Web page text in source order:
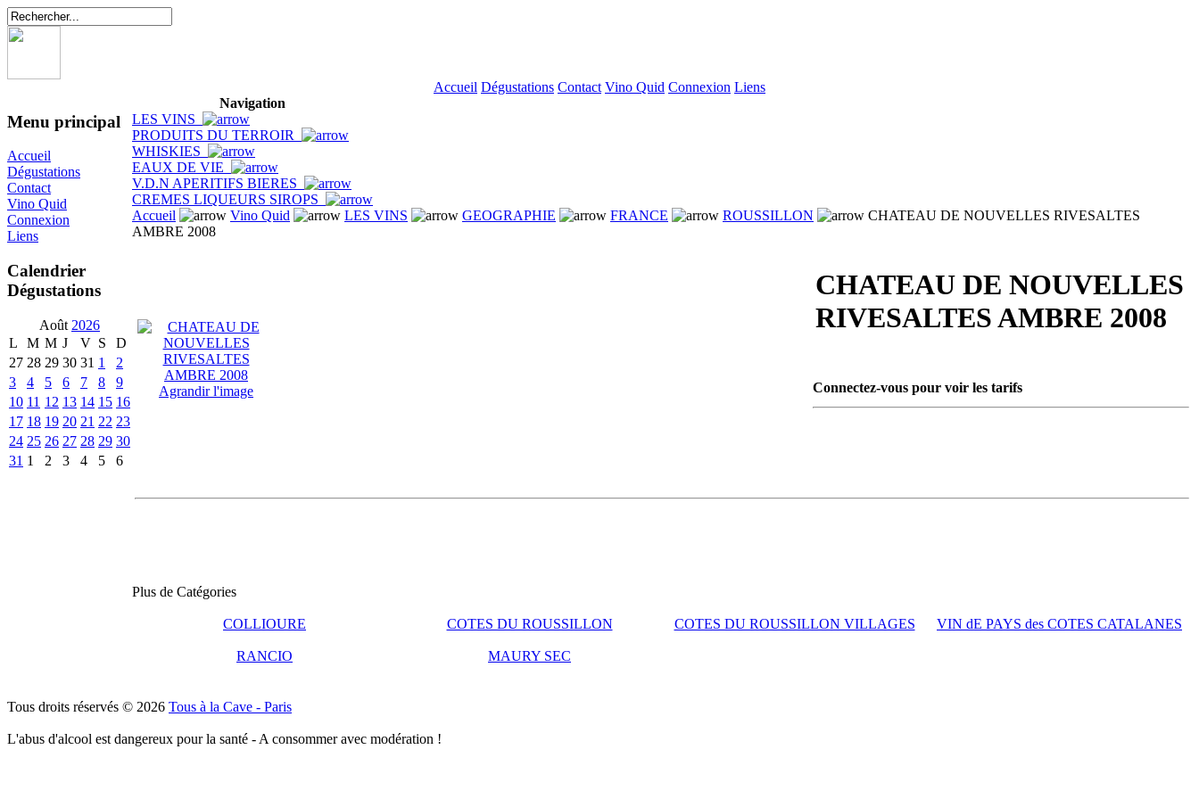
Accueil Dégustations Contact Vino Quid Connexion Liens
Menu principal
Accueil
Dégustations
Contact
Vino Quid
Connexion
Liens
Calendrier
Dégustations
Août 2026
L
M M J V S
D
27 28 29 30 31 1
2
3
4 5 6 7 8
9
10 11 12 13 14 15 16
17 18 19 20 21 22 23
24 25 26 27 28 29 30
31 1 2 3 4 5 6
Navigation
LES VINS
PRODUITS DU TERROIR
WHISKIES
EAUX DE VIE
V.D.N APERITIFS BIERES
CREMES LIQUEURS SIROPS
Accueil
Vino Quid LES VINS GEOGRAPHIE FRANCE ROUSSILLON
CHATEAU DE NOUVELLES RIVESALTES
AMBRE 2008
Agrandir l'image
CHATEAU DE NOUVELLES
RIVESALTES AMBRE 2008
Connectez-vous pour voir les tarifs
Plus de Catégories
COLLIOURE COTES DU ROUSSILLON COTES DU ROUSSILLON VILLAGES VIN dE PAYS des COTES CATALANES
RANCIO MAURY SEC
Tous droits réservés © 2026 Tous à la Cave - Paris
L'abus d'alcool est dangereux pour la santé - A consommer avec modération !